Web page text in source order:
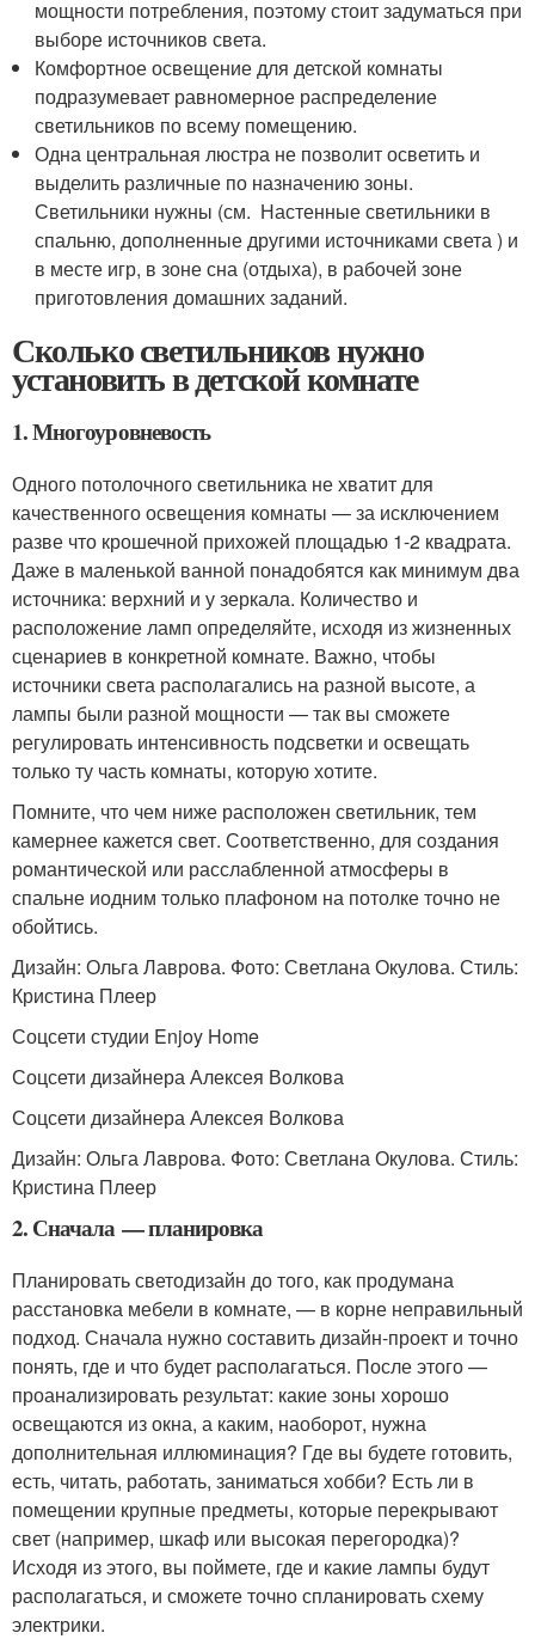
мощности потребления, поэтому стоит задуматься при
выборе источников света.
Комфортное освещение для детской комнаты
подразумевает равномерное распределение
светильников по всему помещению.
Одна центральная люстра не позволит осветить и
выделить различные по назначению зоны.
Светильники нужны (см. Настенные светильники в
спальню, дополненные другими источниками света ) и
в месте игр, в зоне сна (отдыха), в рабочей зоне
приготовления домашних заданий.
Сколько светильников нужно
установить в детской комнате
1. Многоуровневость
Одного потолочного светильника не хватит для
качественного освещения комнаты — за исключением
разве что крошечной прихожей площадью 1-2 квадрата.
Даже в маленькой ванной понадобятся как минимум два
источника: верхний и у зеркала. Количество и
расположение ламп определяйте, исходя из жизненных
сценариев в конкретной комнате. Важно, чтобы
источники света располагались на разной высоте, а
лампы были разной мощности — так вы сможете
регулировать интенсивность подсветки и освещать
только ту часть комнаты, которую хотите.
Помните, что чем ниже расположен светильник, тем
камернее кажется свет. Соответственно, для создания
романтической или расслабленной атмосферы в
спальне иодним только плафоном на потолке точно не
обойтись.
Дизайн: Ольга Лаврова. Фото: Светлана Окулова. Стиль:
Кристина Плеер
Соцсети студии Enjoy Home
Соцсети дизайнера Алексея Волкова
Соцсети дизайнера Алексея Волкова
Дизайн: Ольга Лаврова. Фото: Светлана Окулова. Стиль:
Кристина Плеер
2. Сначала — планировка
Планировать светодизайн до того, как продумана
расстановка мебели в комнате, — в корне неправильный
подход. Сначала нужно составить дизайн-проект и точно
понять, где и что будет располагаться. После этого —
проанализировать результат: какие зоны хорошо
освещаются из окна, а каким, наоборот, нужна
дополнительная иллюминация? Где вы будете готовить,
есть, читать, работать, заниматься хобби? Есть ли в
помещении крупные предметы, которые перекрывают
свет (например, шкаф или высокая перегородка)?
Исходя из этого, вы поймете, где и какие лампы будут
располагаться, и сможете точно спланировать схему
электрики.